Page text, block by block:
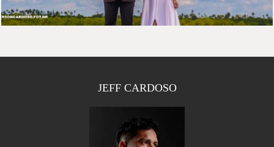
JEFF CARDOSO